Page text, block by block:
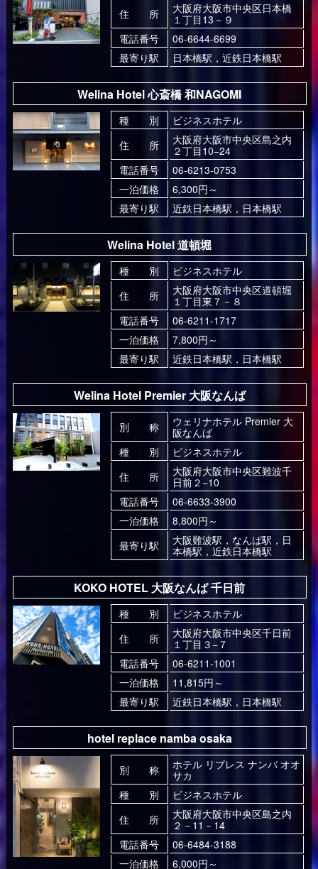
住 所
大阪府大阪市中央区日本橋
１丁目13－９
電話番号
06-6644-6699
最寄り駅
日本橋駅，近鉄日本橋駅
Welina Hotel 心斎橋 和NAGOMI
種 別
ビジネスホテル
住 所
大阪府大阪市中央区島之内
２丁目10−24
電話番号
06-6213-0753
一泊価格
6,300円～
最寄り駅
近鉄日本橋駅，日本橋駅
Welina Hotel 道頓堀
種 別
ビジネスホテル
住 所
大阪府大阪市中央区道頓堀
１丁目東７－８
電話番号
06-6211-1717
一泊価格
7,800円～
最寄り駅
近鉄日本橋駅，日本橋駅
Welina Hotel Premier 大阪なんば
別 称
ウェリナホテル Premier 大
阪なんば
種 別
ビジネスホテル
住 所
大阪府大阪市中央区難波千
日前２−10
電話番号
06-6633-3900
一泊価格
8,800円～
最寄り駅
大阪難波駅，なんば駅，日
本橋駅，近鉄日本橋駅
KOKO HOTEL 大阪なんば 千日前
種 別
ビジネスホテル
住 所
大阪府大阪市中央区千日前
１丁目３−７
電話番号
06-6211-1001
一泊価格
11,815円～
最寄り駅
近鉄日本橋駅，日本橋駅
hotel replace namba osaka
別 称
ホテル リプレス ナンバ オオ
サカ
種 別
ビジネスホテル
住 所
大阪府大阪市中央区島之内
２－11－14
電話番号
06-6484-3188
一泊価格
6,000円～